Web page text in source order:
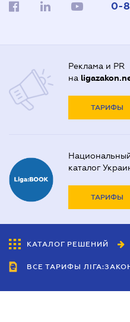
0-
Реклама и PR
на
ТАРИФЫ
каталог
ТАРИФЫ
КАТАЛОГ РЕШЕНИЙ
ВСЕ ТАРИФЫ